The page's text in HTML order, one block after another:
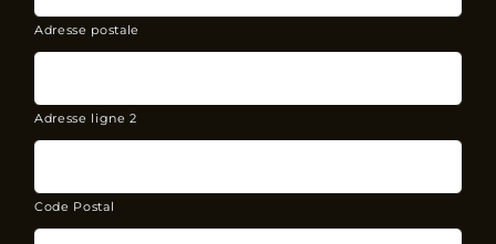
Adresse postale
Adresse ligne 2
Code Postal